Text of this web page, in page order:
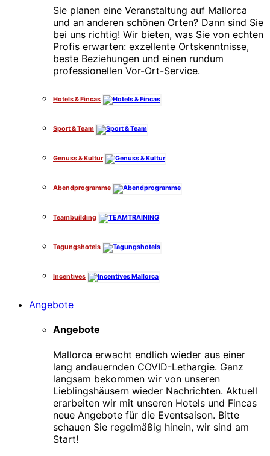
Sie planen eine Veranstaltung auf Mallorca
und an anderen schönen Orten? Dann sind Sie
bei uns richtig! Wir bieten, was Sie von echten
Profis erwarten: exzellente Ortskenntnisse,
beste Beziehungen und einen rundum
professionellen Vor-Ort-Service.
Hotels & Fincas
Sport & Team
Genuss & Kultur
Abendprogramme
Teambuilding
Tagungshotels
Incentives
Angebote
Angebote
Mallorca erwacht endlich wieder aus einer
lang andauernden COVID-Lethargie. Ganz
langsam bekommen wir von unseren
Lieblingshäusern wieder Nachrichten. Aktuell
erarbeiten wir mit unseren Hotels und Fincas
neue Angebote für die Eventsaison. Bitte
schauen Sie regelmäßig hinein, wir sind am
Start!